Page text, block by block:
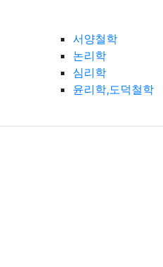
서양철학
논리학
심리학
윤리학,도덕철학